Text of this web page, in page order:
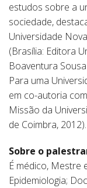
estudos sobre a
sociedade,
Universidade
(Brasília: Editora
Boaventura
Para uma
em co-autoria
Missão da
de Coimbra, 2012).
Sobre o
É médico, Mestre
Epidemiologia;